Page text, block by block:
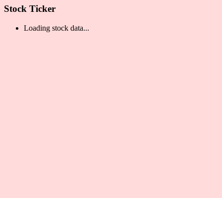
Stock Ticker
Loading stock data...